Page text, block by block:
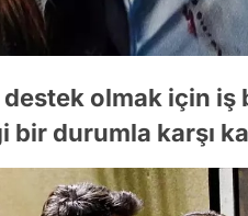
destek olmak için iş
bir durumla karşı